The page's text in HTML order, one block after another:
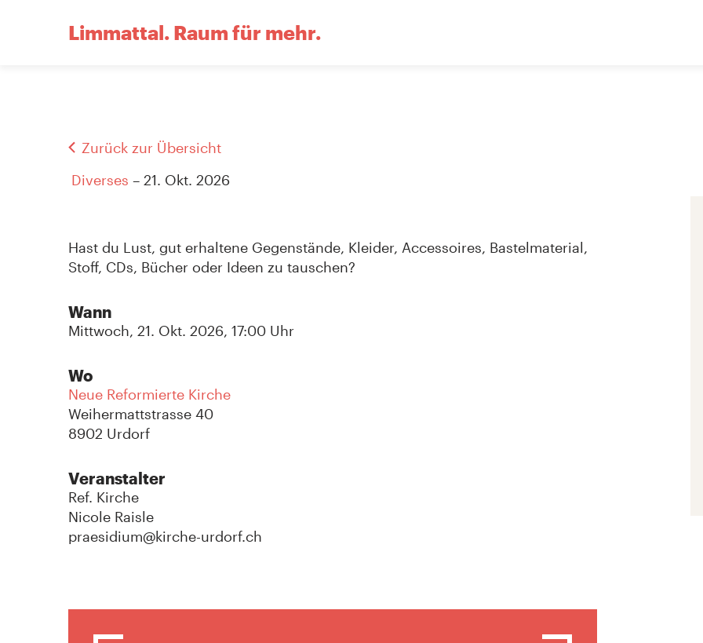
Limmattal. Raum für mehr.
Zurück zur Übersicht
Diverses – 21. Okt. 2026
Hast du Lust, gut erhaltene Gegenstände, Kleider, Accessoires, Bastelmaterial,
Stoff, CDs, Bücher oder Ideen zu tauschen?
Wann
Mittwoch, 21. Okt. 2026, 17:00 Uhr
Wo
Neue Reformierte Kirche
Weihermattstrasse 40
8902 Urdorf
Veranstalter
Ref. Kirche
Nicole Raisle
praesidium@kirche-urdorf.ch